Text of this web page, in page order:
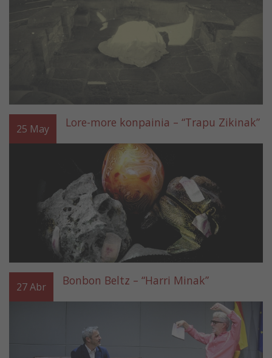
25 May Lore-more konpainia – “Trapu Zikinak”
27Abr Bonbon Beltz – “Harri Minak”